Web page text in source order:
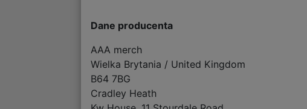
Dane producenta
AAA merch
Wielka Brytania / United Kingdom
B64 7BG
Cradley Heath